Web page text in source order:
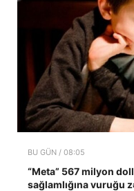
BU GÜN / 08:05
“Meta” 567 milyon
sağlamlığına vuruğu